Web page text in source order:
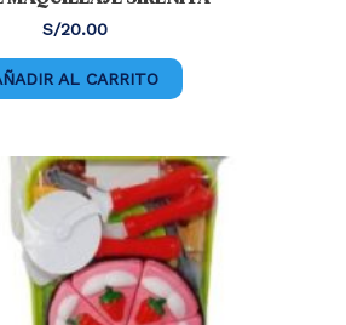
S/20.00
AL CARRITO